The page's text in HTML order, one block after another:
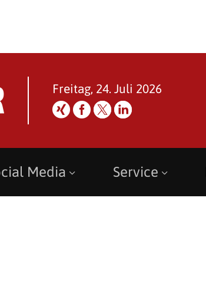
Freitag, 24. Juli 2026
Media Service